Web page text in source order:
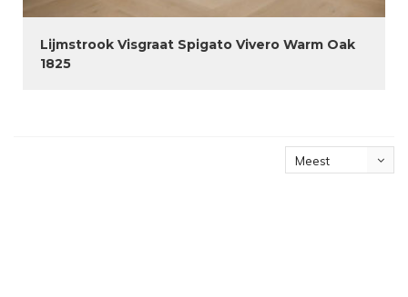
Lijmstrook Visgraat Spigato Vivero Warm Oak
1825
Meest